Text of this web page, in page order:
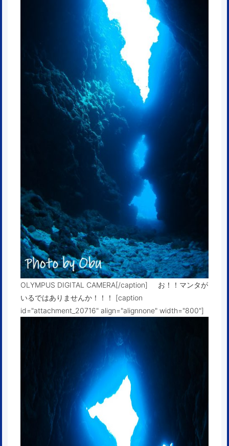
OLYMPUS DIGITAL CAMERA[/caption] お！！マンタが
いるではありませんか！！！ [caption
id="attachment_20716" align="alignnone" width="800"]